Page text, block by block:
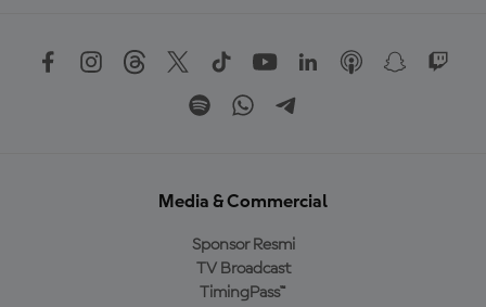
Media & Commercial
Sponsor Resmi
TV Broadcast
TimingPass™